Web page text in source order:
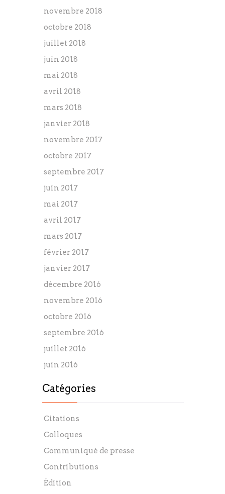
novembre 2018
octobre 2018
juillet 2018
juin 2018
mai 2018
avril 2018
mars 2018
janvier 2018
novembre 2017
octobre 2017
septembre 2017
juin 2017
mai 2017
avril 2017
mars 2017
février 2017
janvier 2017
décembre 2016
novembre 2016
octobre 2016
septembre 2016
juillet 2016
juin 2016
Catégories
Citations
Colloques
Communiqué de presse
Contributions
Édition